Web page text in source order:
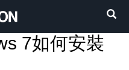
7如何安裝